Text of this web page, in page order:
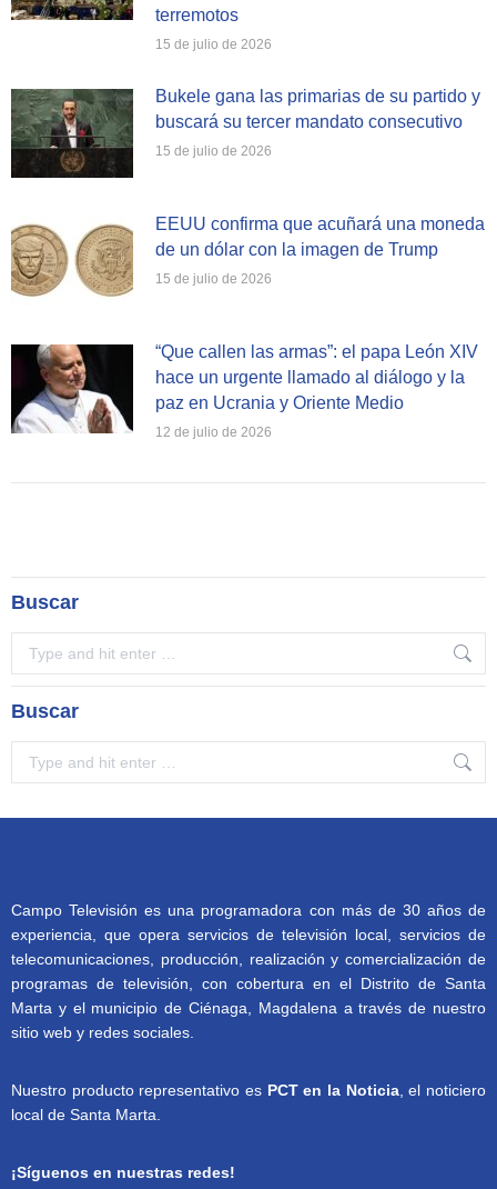
terremotos
15 de julio de 2026
Bukele gana las primarias de su partido y
buscará su tercer mandato consecutivo
15 de julio de 2026
EEUU confirma que acuñará una moneda
de un dólar con la imagen de Trump
15 de julio de 2026
“Que callen las armas”: el papa León XIV
hace un urgente llamado al diálogo y la
paz en Ucrania y Oriente Medio
12 de julio de 2026
Buscar
Buscar
Campo Televisión es una programadora con más de 30 años de
experiencia, que opera servicios de televisión local, servicios de
telecomunicaciones, producción, realización y comercialización de
programas de televisión, con cobertura en el Distrito de Santa
Marta y el municipio de Ciénaga, Magdalena a través de nuestro
sitio web y redes sociales.
Nuestro producto representativo es PCT en la Noticia, el noticiero
local de Santa Marta.
¡Síguenos en nuestras redes!